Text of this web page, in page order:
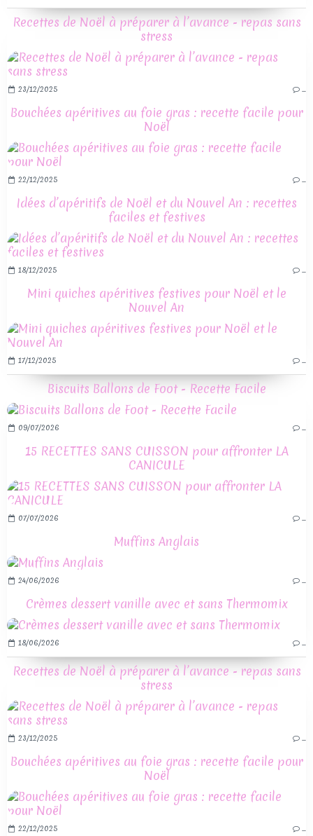
Recettes de Noël à préparer à l’avance - repas sans
stress
23/12/2025 …
Bouchées apéritives au foie gras : recette facile pour
Noël
22/12/2025 …
Idées d’apéritifs de Noël et du Nouvel An : recettes
faciles et festives
18/12/2025 …
Mini quiches apéritives festives pour Noël et le
Nouvel An
17/12/2025 …
Biscuits Ballons de Foot - Recette Facile
09/07/2026 …
15 RECETTES SANS CUISSON pour affronter LA
CANICULE
07/07/2026 …
Muffins Anglais
24/06/2026 …
Crèmes dessert vanille avec et sans Thermomix
18/06/2026 …
Recettes de Noël à préparer à l’avance - repas sans
stress
23/12/2025 …
Bouchées apéritives au foie gras : recette facile pour
Noël
22/12/2025 …